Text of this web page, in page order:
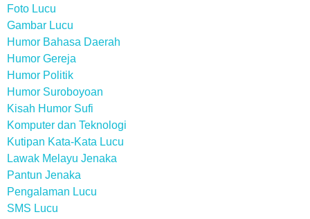
Foto Lucu
Gambar Lucu
Humor Bahasa Daerah
Humor Gereja
Humor Politik
Humor Suroboyoan
Kisah Humor Sufi
Komputer dan Teknologi
Kutipan Kata-Kata Lucu
Lawak Melayu Jenaka
Pantun Jenaka
Pengalaman Lucu
SMS Lucu